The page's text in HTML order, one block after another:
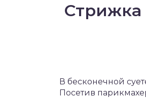
Стрижка
В бесконечной
Посетив